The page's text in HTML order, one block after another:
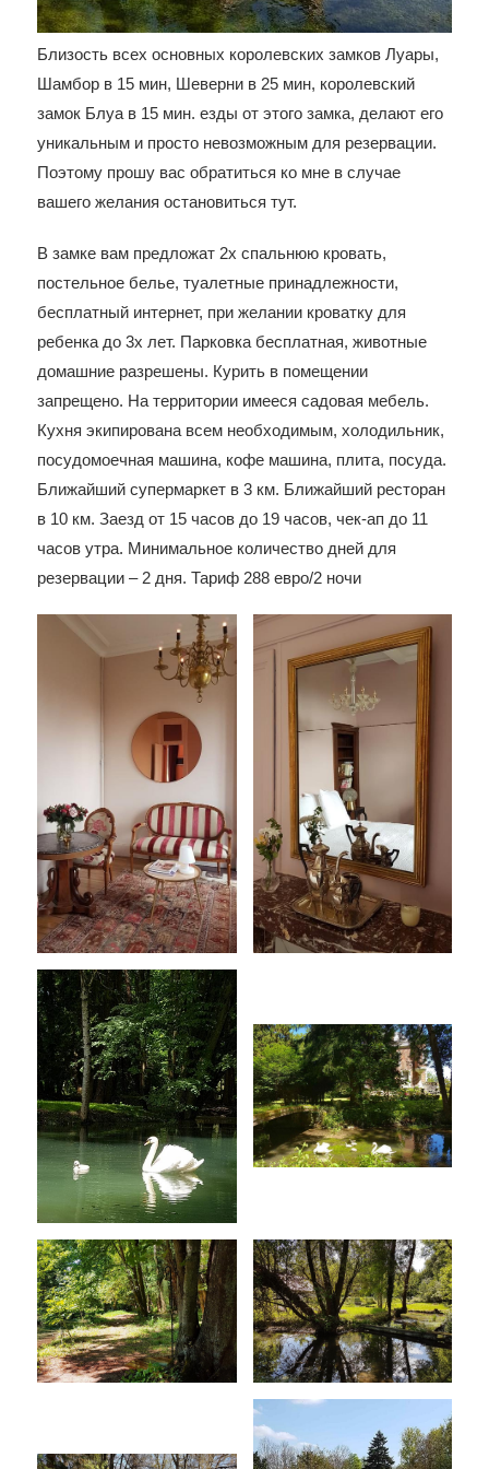
Близость всех основных королевских замков Луары,
Шамбор в 15 мин, Шеверни в 25 мин, королевский
замок Блуа в 15 мин. езды от этого замка, делают его
уникальным и просто невозможным для резервации.
Поэтому прошу вас обратиться ко мне в случае
вашего желания остановиться тут.
В замке вам предложат 2х спальнюю кровать,
постельное белье, туалетные принадлежности,
бесплатный интернет, при желании кроватку для
ребенка до 3х лет. Парковка бесплатная, животные
домашние разрешены. Курить в помещении
запрещено. На территории имееся садовая мебель.
Кухня экипирована всем необходимым, холодильник,
посудомоечная машина, кофе машина, плита, посуда.
Ближайший супермаркет в 3 км. Ближайший ресторан
в 10 км. Заезд от 15 часов до 19 часов, чек-ап до 11
часов утра. Минимальное количество дней для
резервации – 2 дня. Тариф 288 евро/2 ночи